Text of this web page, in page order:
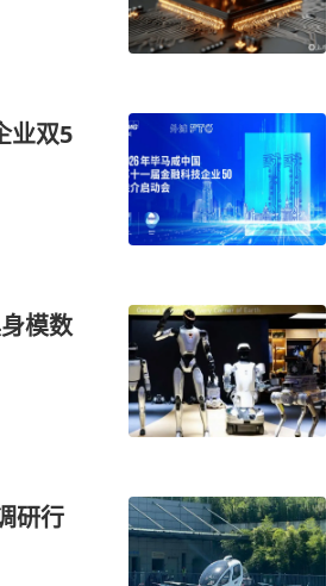
业双5
模数
研行